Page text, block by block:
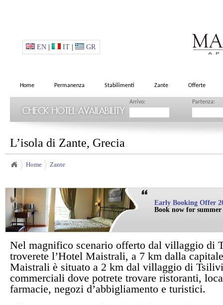
EN IT GR
Home Permanenza Stabilimenti Zante Offerte
Arrivo: Partenza:
L’isola di Zante, Grecia
Home Zante
Early Booking Offer
Book now for
Nel magnifico scenario offerto dal villaggio di
troverete l’Hotel Maistrali, a 7 km dalla
Maistrali è situato a 2 km dal villaggio di
commerciali dove potrete trovare ristoranti,
farmacie, negozi d’abbigliamento e turistici.